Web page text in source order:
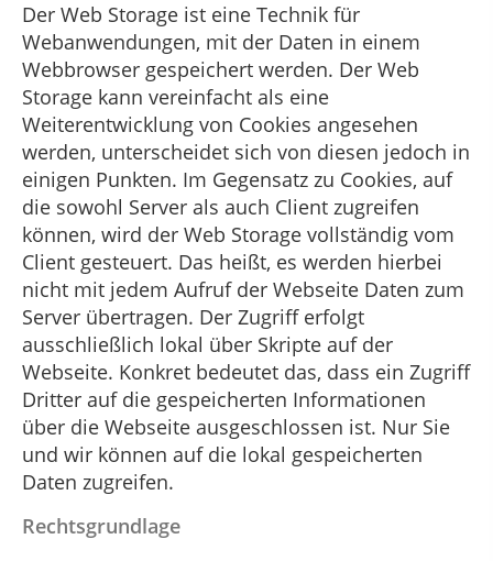
Der Web Storage ist eine Technik für
Webanwendungen, mit der Daten in einem
Webbrowser gespeichert werden. Der Web
Storage kann vereinfacht als eine
Weiterentwicklung von Cookies angesehen
werden, unterscheidet sich von diesen jedoch in
einigen Punkten. Im Gegensatz zu Cookies, auf
die sowohl Server als auch Client zugreifen
können, wird der Web Storage vollständig vom
Client gesteuert. Das heißt, es werden hierbei
nicht mit jedem Aufruf der Webseite Daten zum
Server übertragen. Der Zugriff erfolgt
ausschließlich lokal über Skripte auf der
Webseite. Konkret bedeutet das, dass ein Zugriff
Dritter auf die gespeicherten Informationen
über die Webseite ausgeschlossen ist. Nur Sie
und wir können auf die lokal gespeicherten
Daten zugreifen.
Rechtsgrundlage